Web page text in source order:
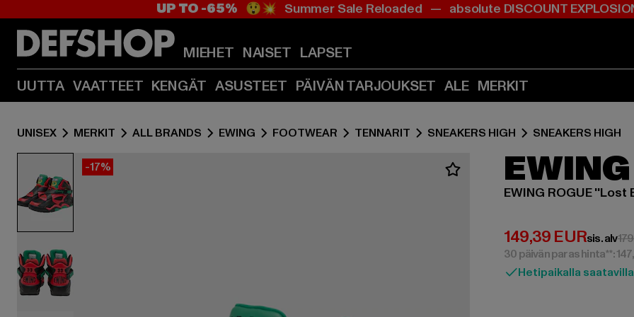
Siirry
Enter)
Siirry
Enter)
UP TO -65% 😲💥 Summer Sale Reloaded — absolute DISCOUNT
MIEHET NAISET LAPSET
UUTTA VAATTEET KENGÄT ASUSTEET PÄIVÄN TARJOUKSET ALE MERKIT
UNISEX MERKIT ALL BRANDS EWING FOOTWEAR TENNARIT SNEAKERS HIGH SNEAKERS HIGH
-17% EWING
EWING ROGUE ''Lost
149,39 EUR
Ajankohtainensis. alv
30 päivän paras hinta**:
Hetipaikalla